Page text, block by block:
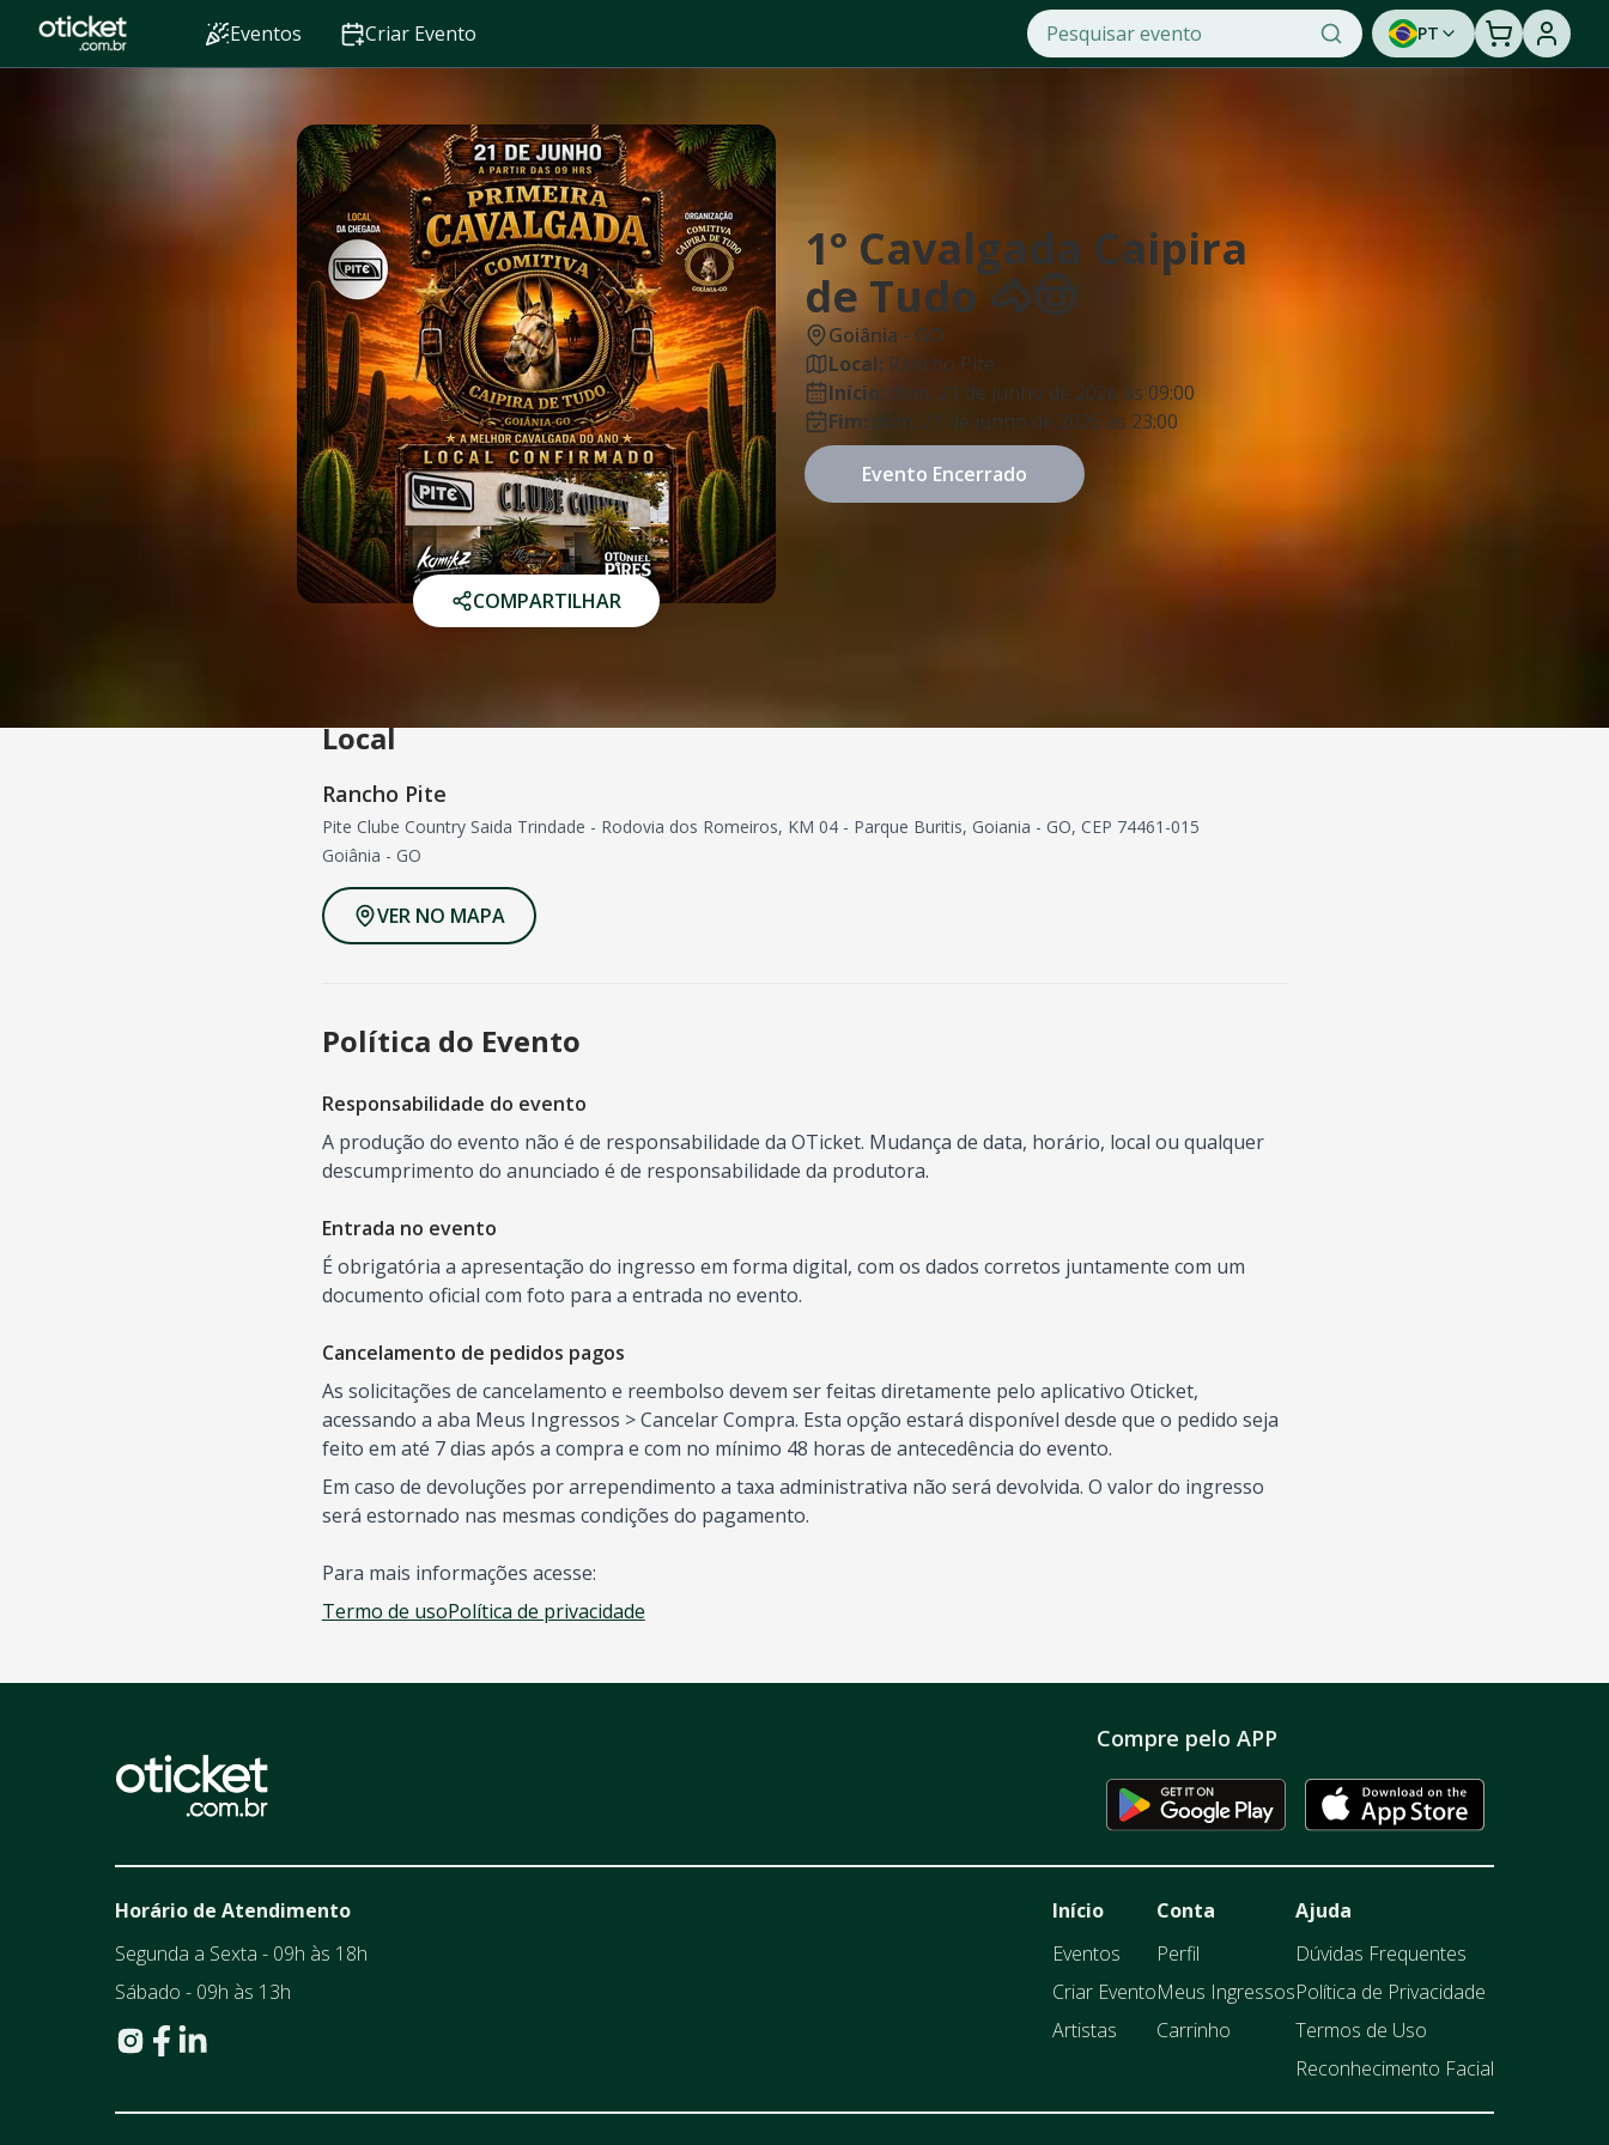
Eventos Criar Evento PT
COMPARTILHAR
1° Cavalgada Caipira
de Tudo 🐴🤠
Goiânia - GO
Local: Rancho Pite
Início: dom, 21 de junho de 2026 às 09:00
Fim: dom, 21 de junho de 2026 às 23:00
Evento Encerrado
Local
Rancho Pite
Pite Clube Country Saida Trindade - Rodovia dos Romeiros, KM 04 - Parque Buritis, Goiania - GO, CEP 74461-015
Goiânia - GO
VER NO MAPA
Política do Evento
Responsabilidade do evento
A produção do evento não é de responsabilidade da OTicket. Mudança de data, horário, local ou qualquer
descumprimento do anunciado é de responsabilidade da produtora.
Entrada no evento
É obrigatória a apresentação do ingresso em forma digital, com os dados corretos juntamente com um
documento oficial com foto para a entrada no evento.
Cancelamento de pedidos pagos
As solicitações de cancelamento e reembolso devem ser feitas diretamente pelo aplicativo Oticket,
acessando a aba Meus Ingressos > Cancelar Compra. Esta opção estará disponível desde que o pedido seja
feito em até 7 dias após a compra e com no mínimo 48 horas de antecedência do evento.
Em caso de devoluções por arrependimento a taxa administrativa não será devolvida. O valor do ingresso
será estornado nas mesmas condições do pagamento.
Para mais informações acesse:
Termo de usoPolítica de privacidade
Compre pelo APP
Horário de Atendimento
Segunda a Sexta - 09h às 18h
Sábado - 09h às 13h
Início
Eventos
Criar Evento
Artistas
Conta
Perfil
Meus Ingressos
Carrinho
Ajuda
Dúvidas Frequentes
Política de Privacidade
Termos de Uso
Reconhecimento Facial